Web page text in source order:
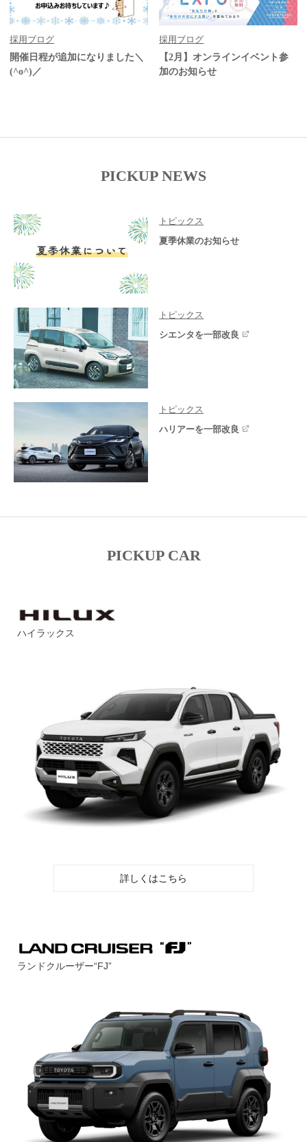
採用ブログ
開催日程が追加になりました＼
(^o^)／
採用ブログ
【2月】オンラインイベント参
加のお知らせ
PICKUP NEWS
トピックス
夏季休業のお知らせ
トピックス
シエンタを一部改良
トピックス
ハリアーを一部改良
PICKUP CAR
ハイラックス
詳しくはこちら
ランドクルーザー“FJ”